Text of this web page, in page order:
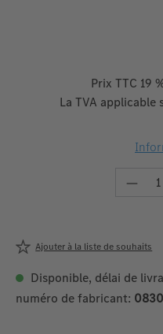
Prix TTC 19
La TVA applicable
Ajouter à la liste de souhaits
Disponible, délai de
numéro de fabricant: